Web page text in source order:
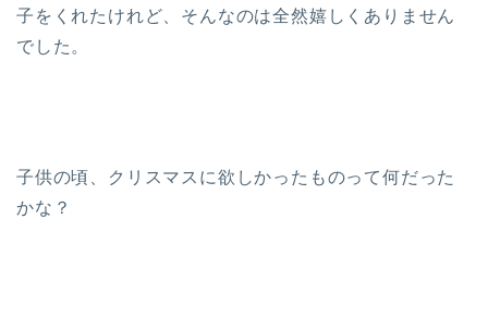
子をくれたけれど、そんなのは全然嬉しくありません
でした。
子供の頃、クリスマスに欲しかったものって何だった
かな？